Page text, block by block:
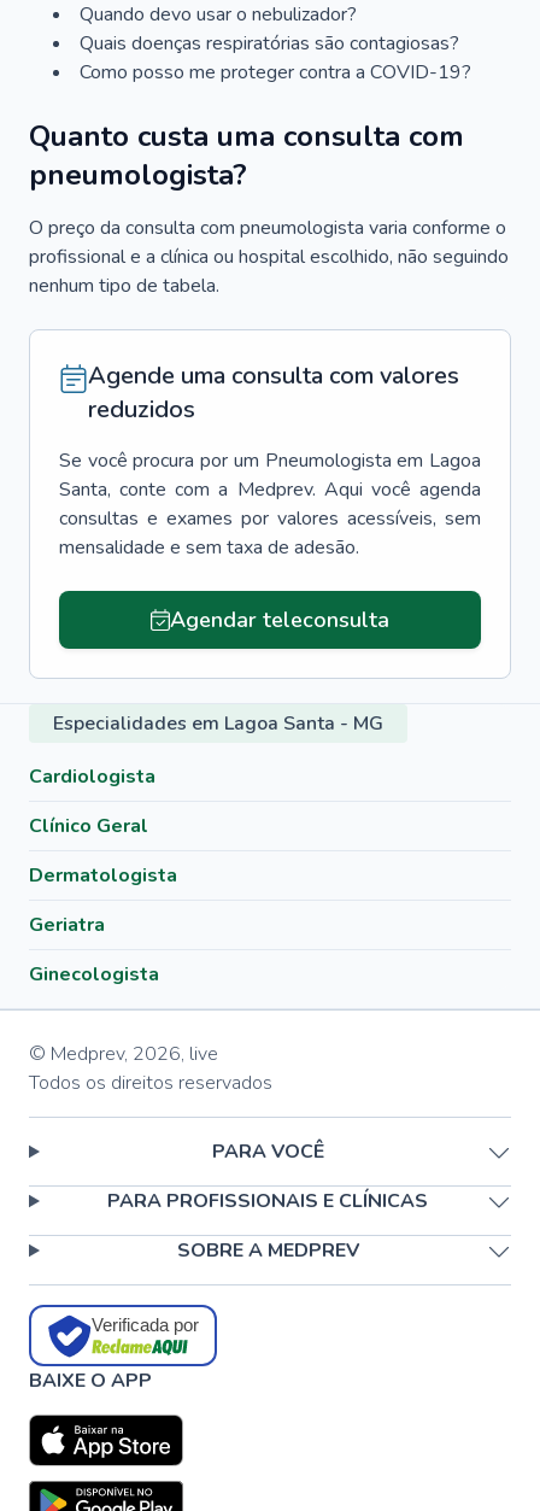
Quando devo usar o nebulizador?
Quais doenças respiratórias são contagiosas?
Como posso me proteger contra a COVID-19?
Quanto custa uma consulta com
pneumologista?
O preço da consulta com pneumologista varia conforme o
profissional e a clínica ou hospital escolhido, não seguindo
nenhum tipo de tabela.
Agende uma consulta com valores
reduzidos
Se você procura por um Pneumologista em Lagoa
Santa, conte com a Medprev. Aqui você agenda
consultas e exames por valores acessíveis, sem
mensalidade e sem taxa de adesão.
Agendar teleconsulta
Especialidades em Lagoa Santa - MG
Cardiologista
Clínico Geral
Dermatologista
Geriatra
Ginecologista
© Medprev, 2026, live
Todos os direitos reservados
PARA VOCÊ
PARA PROFISSIONAIS E CLÍNICAS
SOBRE A MEDPREV
Verificada por
BAIXE O APP